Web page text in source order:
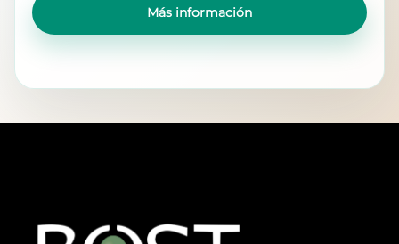
Más información